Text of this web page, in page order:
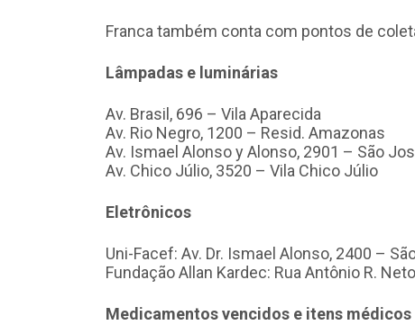
Franca também conta com pontos de
Lâmpadas e luminárias
Av. Brasil, 696 – Vila Aparecida
Av. Rio Negro, 1200 – Resid. Amazonas
Av. Ismael Alonso y Alonso, 2901 – São
Av. Chico Júlio, 3520 – Vila Chico Júlio
Eletrônicos
Uni-Facef: Av. Dr. Ismael Alonso, 2400 –
Fundação Allan Kardec: Rua Antônio R.
Medicamentos vencidos e itens médicos